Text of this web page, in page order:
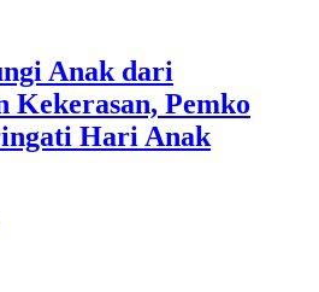
Anak dari
Kekerasan, Pemko
Hari Anak